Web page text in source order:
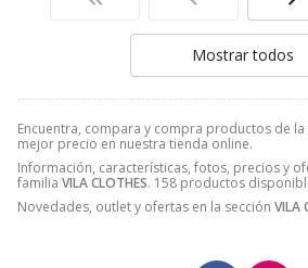
Encuentra, compara y compra productos de la
mejor precio en nuestra tienda online.
Información, características, fotos, precios y
familia VILA CLOTHES. 158 productos
Novedades, outlet y ofertas en la sección VILA
Mostrar todos